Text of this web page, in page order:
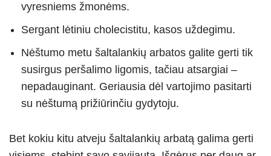
vyresniems žmonėms.
Sergant lėtiniu cholecistitu, kasos uždegimu.
Nėštumo metu šaltalankių arbatos galite gerti tik
susirgus peršalimo ligomis, tačiau atsargiai –
nepadauginant. Geriausia dėl vartojimo pasitarti
su nėštumą prižiūrinčiu gydytoju.
Bet kokiu kitu atveju šaltalankių arbatą galima gerti